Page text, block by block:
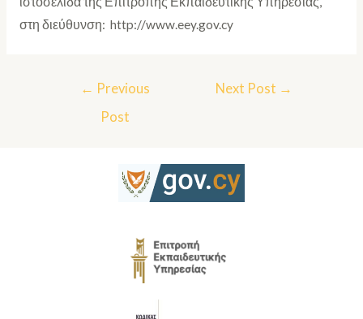
στη διεύθυνση: http://www.eey.gov.cy
← Previous
Post
Next Post →